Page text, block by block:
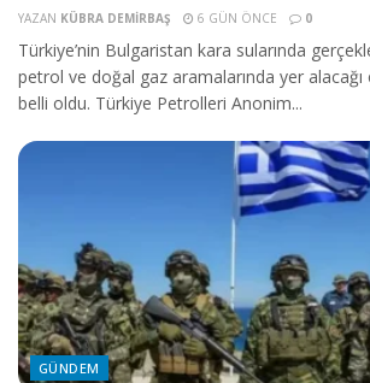
YAZAN KÜBRA DEMIRBAŞ 6 GÜN ÖNCE 0
Türkiye’nin Bulgaristan kara sularında
petrol ve doğal gaz aramalarında yer alacağı
belli oldu. Türkiye Petrolleri Anonim...
GÜNDEM